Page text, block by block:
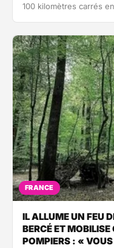
100 kilomètres carrés
FRANCE
IL ALLUME UN FEU
BERCÉ ET
POMPIERS : «